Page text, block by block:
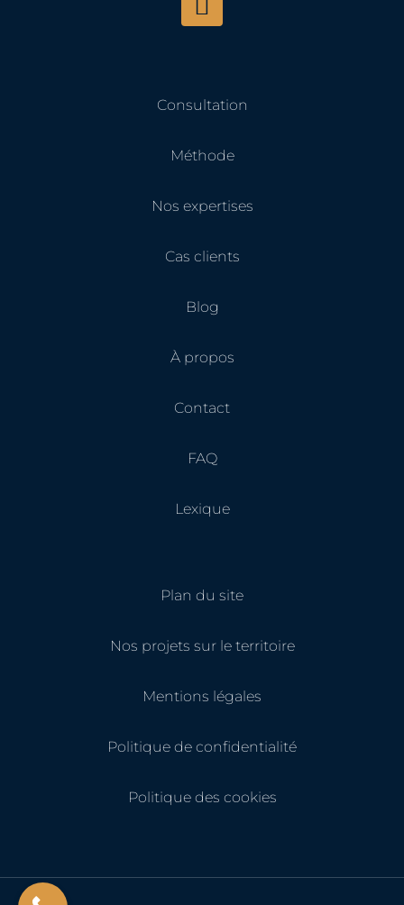
Consultation
Méthode
Nos expertises
Cas clients
Blog
À propos
Contact
FAQ
Lexique
Plan du site
Nos projets sur le territoire
Mentions légales
Politique de confidentialité
Politique des cookies